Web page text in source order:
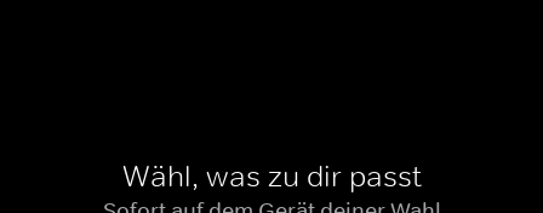
Wähl, was zu dir passt